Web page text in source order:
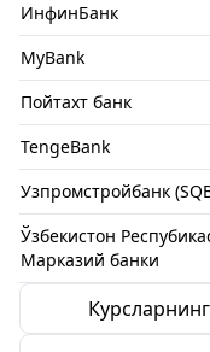
ИнфинБанк
MyBank
Пойтахт банк
TengeBank
Узпромстройбанк
Ўзбекистон
Марказий банки